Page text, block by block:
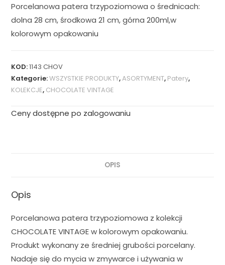
Porcelanowa patera trzypoziomowa o średnicach:
dolna 28 cm, środkowa 21 cm, górna 200ml,w
kolorowym opakowaniu
KOD:1143 CHOV
Kategorie:WSZYSTKIE PRODUKTY,ASORTYMENT, Patery,
KOLEKCJE, CHOCOLATE VINTAGE
Ceny dostępne po zalogowaniu
OPIS
Opis
Porcelanowa patera trzypoziomowa z kolekcji
CHOCOLATE VINTAGE w kolorowym opakowaniu.
Produkt wykonany ze średniej grubości porcelany.
Nadaje się do mycia w zmywarce i używania w